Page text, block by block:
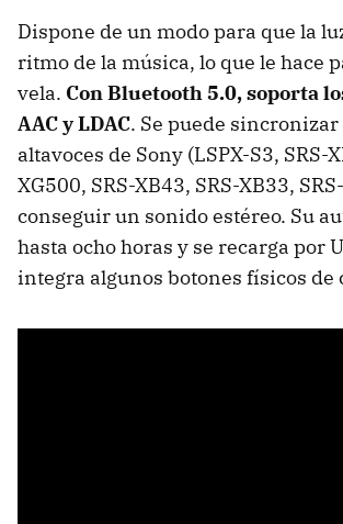
Dispone de un modo para que la
ritmo de la música, lo que le hace
vela. Con Bluetooth 5.0, soporta
AAC y LDAC. Se puede sincronizar
altavoces de Sony (LSPX-S3, SRS-
XG500, SRS-XB43, SRS-XB33,
conseguir un sonido estéreo. Su
hasta ocho horas y se recarga por
integra algunos botones físicos de